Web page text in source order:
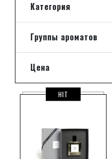
Категория
Группы ароматов
Цена
HIT